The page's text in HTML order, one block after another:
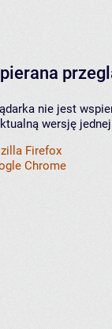
nie jest
wersję
Firefox
Chrome